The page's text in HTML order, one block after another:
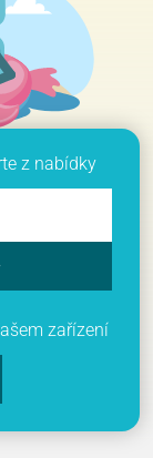
z nabídky
zařízení